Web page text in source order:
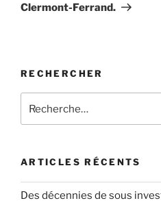
Clermont-Ferrand.
RECHERCHER
pour
ARTICLES RÉCENTS
Des décennies de sous